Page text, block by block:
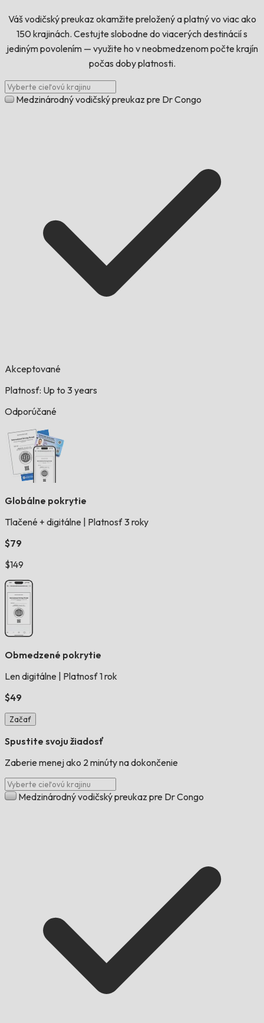
Váš vodičský preukaz okamžite preložený a platný vo viac ako
150 krajinách. Cestujte slobodne do viacerých destinácií s
jediným povolením — využite ho v neobmedzenom počte krajín
počas doby platnosti.
Medzinárodný vodičský preukaz pre Dr Congo
Akceptované
Platnosť: Up to 3 years
Odporúčané
Globálne pokrytie
Tlačené + digitálne
Platnosť 3 roky
$79
$149
Obmedzené pokrytie
Len digitálne
Platnosť 1 rok
$49
Začať
Spustite svoju žiadosť
Zaberie menej ako 2 minúty na dokončenie
Medzinárodný vodičský preukaz pre Dr Congo